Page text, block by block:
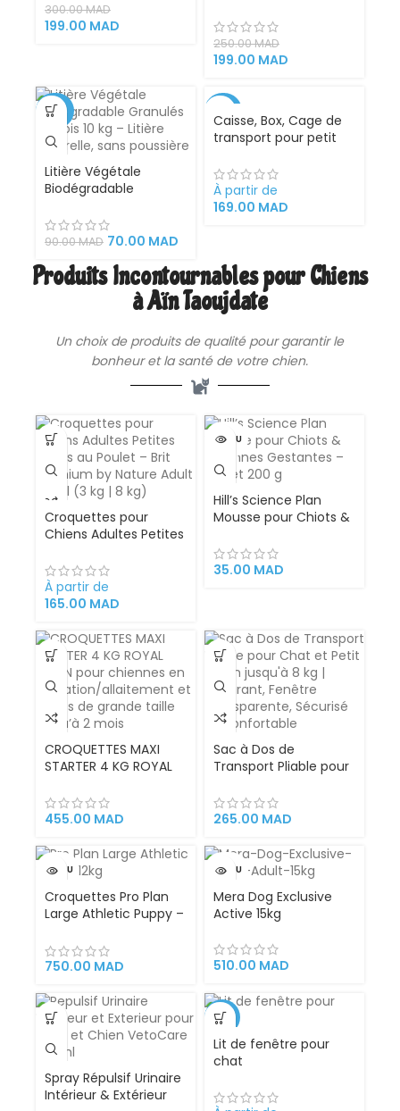
300.00MAD
199.00 MAD
et un filtre anti-
odeurs.
250.00MAD
199.00 MAD
-22%
Litière Végétale
Biodégradable
– Litière naturelle, sans
poussière
90.00MAD 70.00 MAD
VENDU
Caisse, Box, Cage de
transport pour petit
Métallique, Clips,
Séparateur d’urine et
Loquet de Sécurité.
À partir de
169.00 MAD
Produits Incontournables pour Chiens
à Aïn Taoujdate
Un choix de produits de qualité pour garantir le
bonheur et la santé de votre chien.
Croquettes pour
Chiens Adultes Petites
Premium by Nature
Adult Small (3 kg | 8
kg)
À partir de
165.00 MAD
VENDU
Hill’s Science Plan
Mousse pour Chiots &
Poulet 200 g
35.00 MAD
CROQUETTES MAXI
STARTER 4 KG ROYAL
en
gestation/allaitement
taille jusqu’à 2 mois
455.00 MAD
Sac à Dos de
Transport Pliable pour
jusqu’à 8 kg |
Respirant, Fenêtre
Sécurisé et
Confortable
265.00 MAD
VENDU
Croquettes Pro Plan
Large Athletic Puppy –
Alimentation pour
chiots de grande taille
athlétique
750.00 MAD
VENDU
Mera Dog Exclusive
Active 15kg
510.00 MAD
Spray Répulsif Urinaire
Intérieur & Extérieur
-19%
CHAUD
Lit de fenêtre pour
chat